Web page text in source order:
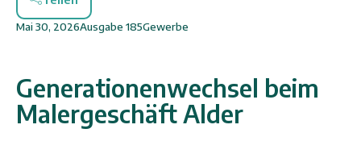
Mai 30, 2026Ausgabe 185Gewerbe
Generationenwechsel beim
Malergeschäft Alder